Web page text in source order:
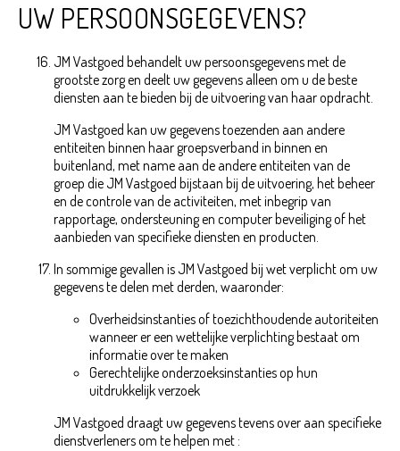
UW PERSOONSGEGEVENS?
JM Vastgoed behandelt uw persoonsgegevens met de
grootste zorg en deelt uw gegevens alleen om u de beste
diensten aan te bieden bij de uitvoering van haar opdracht.
JM Vastgoed kan uw gegevens toezenden aan andere
entiteiten binnen haar groepsverband in binnen en
buitenland, met name aan de andere entiteiten van de
groep die JM Vastgoed bijstaan bij de uitvoering, het beheer
en de controle van de activiteiten, met inbegrip van
rapportage, ondersteuning en computer beveiliging of het
aanbieden van specifieke diensten en producten.
In sommige gevallen is JM Vastgoed bij wet verplicht om uw
gegevens te delen met derden, waaronder:
Overheidsinstanties of toezichthoudende autoriteiten
wanneer er een wettelijke verplichting bestaat om
informatie over te maken
Gerechtelijke onderzoeksinstanties op hun
uitdrukkelijk verzoek
JM Vastgoed draagt uw gegevens tevens over aan specifieke
dienstverleners om te helpen met :